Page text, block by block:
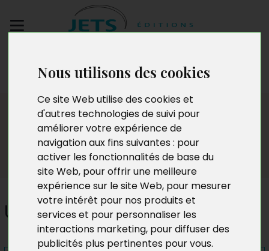
Nous utilisons des cookies
Ce site Web utilise des cookies et
d'autres technologies de suivi pour
améliorer votre expérience de
navigation aux fins suivantes : pour
activer les fonctionnalités de base du
site Web, pour offrir une meilleure
expérience sur le site Web, pour mesurer
votre intérêt pour nos produits et
services et pour personnaliser les
interactions marketing, pour diffuser des
publicités plus pertinentes pour vous.
manuscrit
Presse
Une voyelle pour un génie